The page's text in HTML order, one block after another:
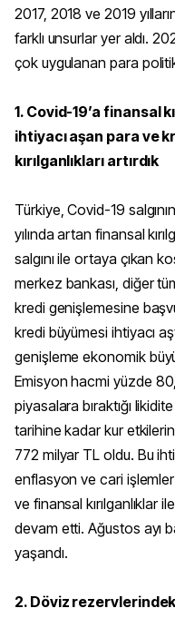
2017, 2018 ve 2019
farklı unsurlar yer aldı.
çok uygulanan para
1. Covid-19’a finansal
ihtiyacı aşan para ve
kırılganlıkları artırdık
Türkiye, Covid-19
yılında artan finansal
salgını ile ortaya çıkan
merkez bankası, diğer
kredi genişlemesine
kredi büyümesi ihtiyacı
genişleme ekonomik
Emisyon hacmi yüzde
piyasalara bıraktığı
tarihine kadar kur
772 milyar TL oldu. Bu
enflasyon ve cari işlemler
ve finansal kırılganlıklar
devam etti. Ağustos ayı
yaşandı.
2. Döviz